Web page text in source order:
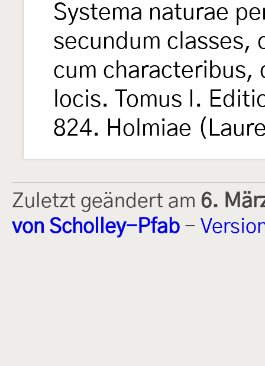
Systema naturae
secundum classes,
cum characteribus,
locis. Tomus I.
824. Holmiae
Zuletzt geändert am 6.
von Scholley-Pfab -